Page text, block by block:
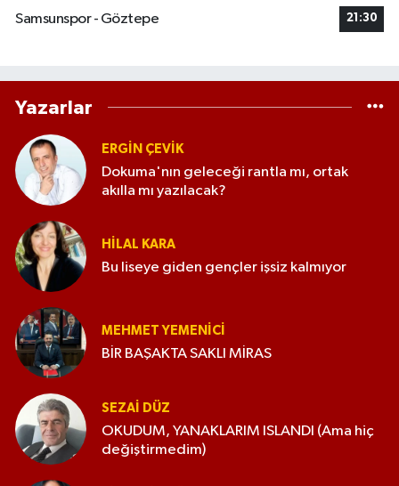
Samsunspor - Göztepe
21:30
Yazarlar
ERGIN ÇEVİK
Dokuma'nın geleceği rantla mı, ortak
akılla mı yazılacak?
HILAL KARA
Bu liseye giden gençler işsiz kalmıyor
MEHMET YEMENICI
BİR BAŞAKTA SAKLI MİRAS
SEZAI DÜZ
OKUDUM, YANAKLARIM ISLANDI (Ama hiç
değiştirmedim)